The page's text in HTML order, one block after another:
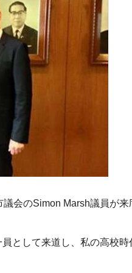
会のSimon Marsh議員が
として来道し、私の高校